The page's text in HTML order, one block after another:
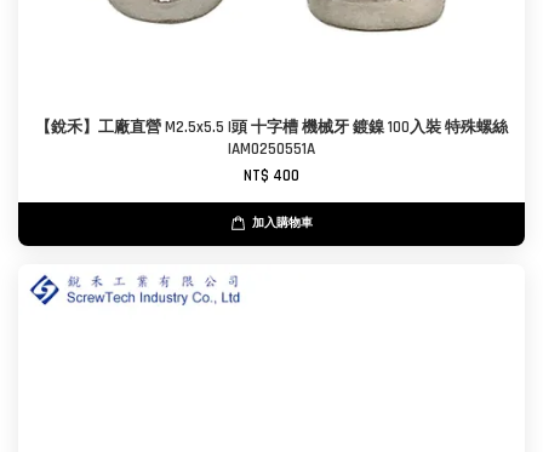
【銳禾】工廠直營 M2.5x5.5 I頭 十字槽 機械牙 鍍鎳 100入裝 特殊螺絲
IAM0250551A
NT$ 400
加入購物車